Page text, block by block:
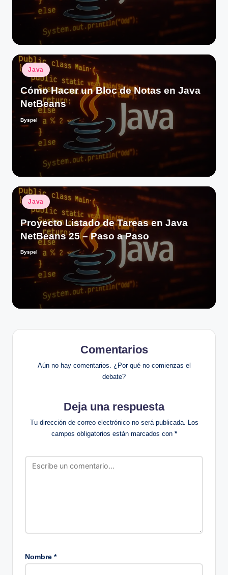
Publicado
en
Java
Cómo Hacer un Bloc de Notas en Java
NetBeans
Publicado
por
Byspel
Publicado
en
Java
Proyecto Listado de Tareas en Java
NetBeans 25 – Paso a Paso
Publicado
por
Byspel
Comentarios
Aún no hay comentarios. ¿Por qué no comienzas el
debate?
Deja una respuesta
Tu dirección de correo electrónico no será publicada. Los
campos obligatorios están marcados con *
Nombre *